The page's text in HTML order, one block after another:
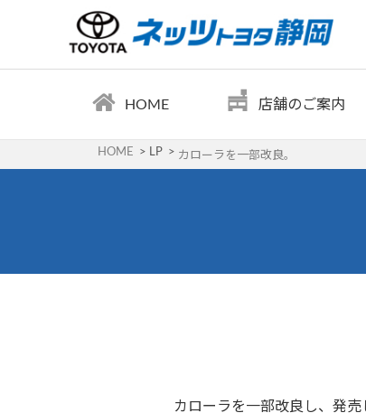
HOME 店舗のご案内
HOME LP カローラを一部改良。
カローラを一部改良し、発売